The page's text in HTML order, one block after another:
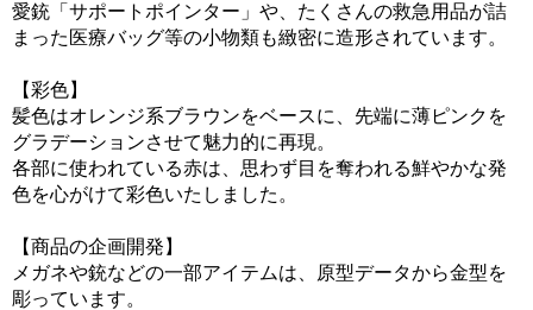
愛銃「サポートポインター」や、たくさんの救急用品が詰
まった医療バッグ等の小物類も緻密に造形されています。
【彩色】
髪色はオレンジ系ブラウンをベースに、先端に薄ピンクを
グラデーションさせて魅力的に再現。
各部に使われている赤は、思わず目を奪われる鮮やかな発
色を心がけて彩色いたしました。
【商品の企画開発】
メガネや銃などの一部アイテムは、原型データから金型を
彫っています。